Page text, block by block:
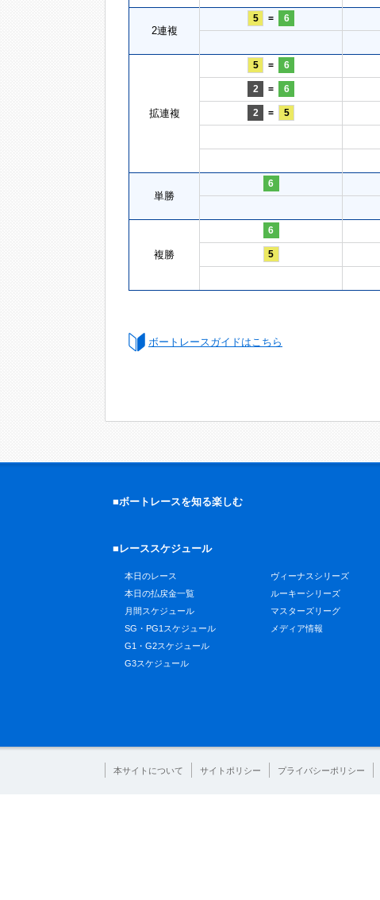
2連複
5 = 6
拡連複
5 = 6
2 = 6
2 = 5
単勝
6
複勝
6
5
ボートレースガイドはこちら
■ボートレースを知る楽しむ
■レーススケジュール
本日のレース
本日の払戻金一覧
月間スケジュール
SG・PG1スケジュール
G1・G2スケジュール
G3スケジュール
ヴィーナスシリーズ
ルーキーシリーズ
マスターズリーグ
メディア情報
本サイトについて サイトポリシー プライバシーポリシー